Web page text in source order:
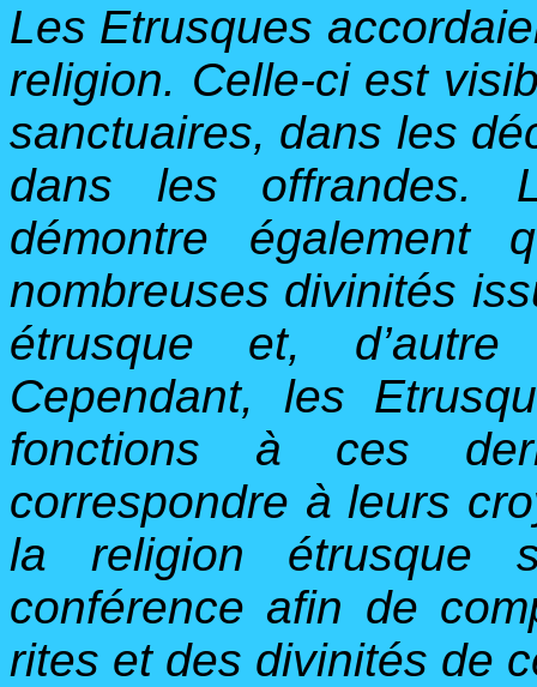
Les Etrusques
religion. Celle-ci est
sanctuaires, dans les
dans les offrandes.
démontre
nombreuses divinités
étrusque et,
Cependant, les
fonctions à ces
correspondre à leurs
la religion étrusque
conférence afin de
rites et des divinités de